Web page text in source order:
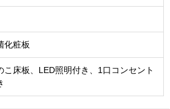
化粧板
こ床板、LED照明付き、1口コンセント